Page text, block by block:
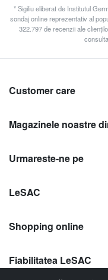
* Sigiliu eliberat de Institutul
sondaj online reprezentativ al
322.797 de recenzii ale
Customer care
Magazinele noastre
Urmareste-ne pe
LeSAC
Shopping online
Fiabilitatea LeSAC